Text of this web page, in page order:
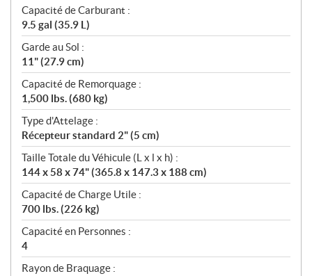
Capacité de Carburant :
9.5 gal (35.9 L)
Garde au Sol :
11" (27.9 cm)
Capacité de Remorquage :
1,500 lbs. (680 kg)
Type d'Attelage :
Récepteur standard 2" (5 cm)
Taille Totale du Véhicule (L x l x h) :
144 x 58 x 74" (365.8 x 147.3 x 188 cm)
Capacité de Charge Utile :
700 lbs. (226 kg)
Capacité en Personnes :
4
Rayon de Braquage :